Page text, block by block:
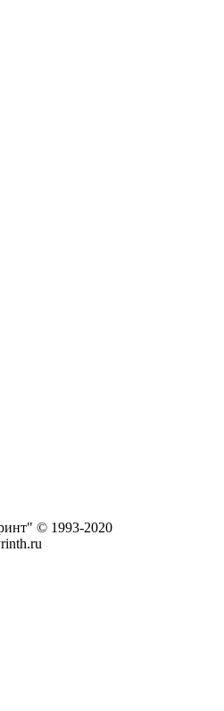
© 1993-2020